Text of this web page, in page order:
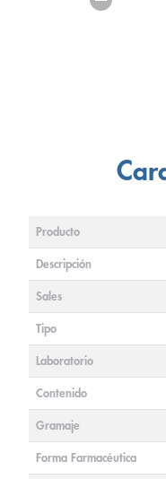
Producto
Descripción
Sales
Tipo
Laboratorio
Contenido
Gramaje
Forma Farmacéutica